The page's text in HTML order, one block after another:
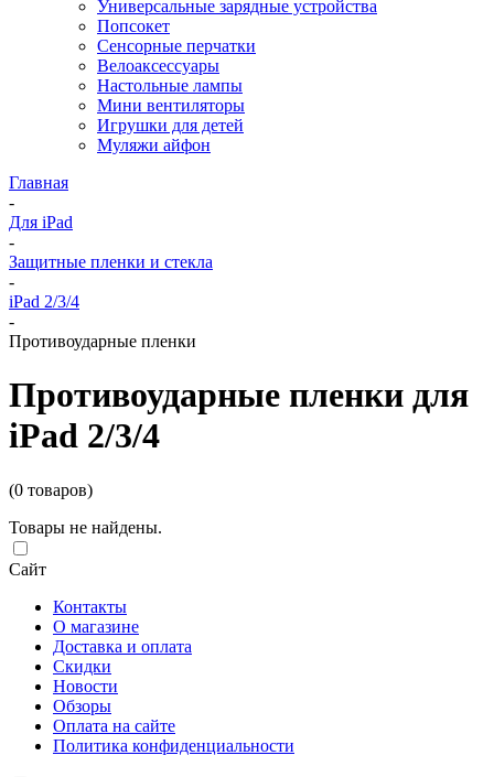
Универсальные зарядные устройства
Попсокет
Сенсорные перчатки
Велоаксессуары
Настольные лампы
Мини вентиляторы
Игрушки для детей
Муляжи айфон
Главная
-
Для iPad
-
Защитные пленки и стекла
-
iPad 2/3/4
-
Противоударные пленки
Противоударные пленки для
iPad 2/3/4
(0 товаров)
Товары не найдены.
Сайт
Контакты
О магазине
Доставка и оплата
Скидки
Новости
Обзоры
Оплата на сайте
Политика конфиденциальности